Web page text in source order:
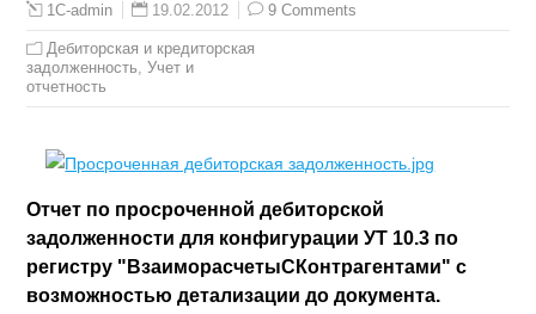
1C-admin 19.02.2012 9 Comments
Дебиторская и кредиторская
задолженность,Учет и
отчетность
Отчет по просроченной дебиторской
задолженности для конфигурации УТ 10.3 по
регистру "ВзаиморасчетыСКонтрагентами" с
возможностью детализации до документа.